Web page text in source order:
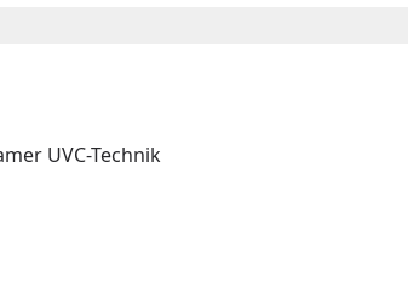
UVC-Technik